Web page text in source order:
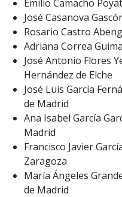
Emilio Camacho
José Casanova
Rosario Castro
Adriana Correa
José Antonio Flores
Hernández de Elche
José Luis García
de Madrid
Ana Isabel García
Madrid
Francisco Javier
Zaragoza
María Ángeles
de Madrid